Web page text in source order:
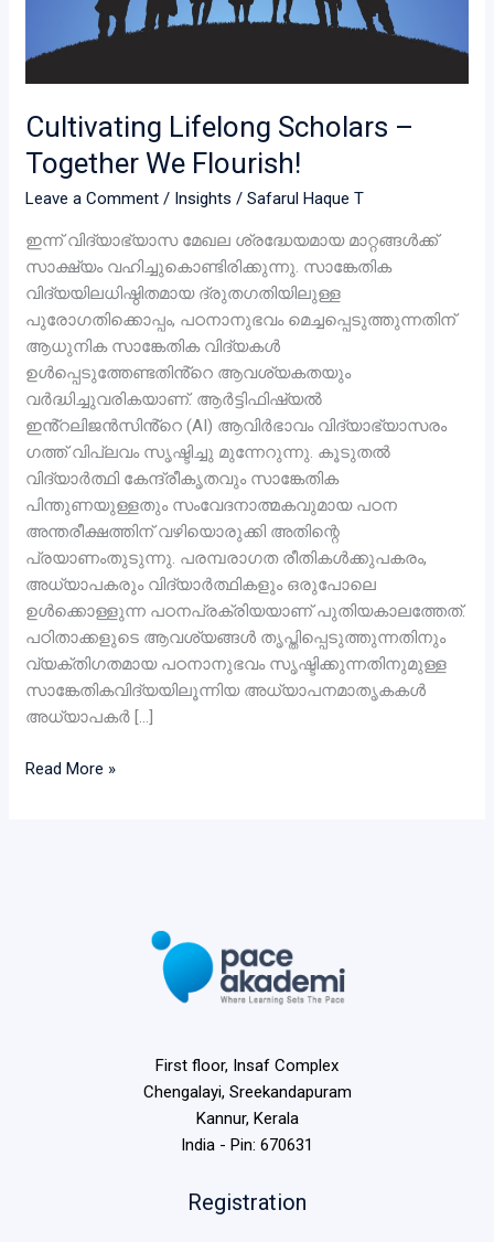
Cultivating Lifelong Scholars –
Together We Flourish!
Leave a Comment / Insights /Safarul Haque T
ഇന്ന് വിദ്യാഭ്യാസ മേഖല ശ്രദ്ധേയമായ മാറ്റങ്ങൾക്ക്
സാക്ഷ്യം വഹിച്ചുകൊണ്ടിരിക്കുന്നു. സാങ്കേതിക
വിദ്യയിലധിഷ്ഠിതമായ ദ്രുതഗതിയിലുള്ള
പുരോഗതിക്കൊപ്പം, പഠനാനുഭവം മെച്ചപ്പെടുത്തുന്നതിന്
ആധുനിക സാങ്കേതിക വിദ്യകൾ
ഉൾപ്പെടുത്തേണ്ടതിൻ്റെ ആവശ്യകതയും
വർദ്ധിച്ചുവരികയാണ്. ആർട്ടിഫിഷ്യൽ
ഇൻ്റലിജൻസിൻ്റെ (AI) ആവിർഭാവം വിദ്യാഭ്യാസരം​
ഗത്ത് വിപ്ലവം സൃഷ്ടിച്ചു മുന്നേറുന്നു. കൂടുതൽ
വിദ്യാർത്ഥി കേന്ദ്രീകൃതവും സാങ്കേതിക
പിന്തുണയുള്ളതും സംവേദനാത്മകവുമായ പഠന
അന്തരീക്ഷത്തിന് വഴിയൊരുക്കി അതിന്റെ
പ്രയാണംതുടുന്നു. പരമ്പരാഗത രീതികൾക്കുപകരം,
അധ്യാപകരും വിദ്യാർത്ഥികളും ഒരുപോലെ
ഉൾക്കൊള്ളുന്ന പഠനപ്രക്രിയയാണ് പുതിയകാലത്തേത്.
പഠിതാക്കളുടെ ആവശ്യങ്ങൾ തൃപ്തിപ്പെടുത്തുന്നതിനും
വ്യക്തിഗതമായ പഠനാനുഭവം സൃഷ്ടിക്കുന്നതിനുമുള്ള
സാങ്കേതികവിദ്യയിലൂന്നിയ അധ്യാപനമാതൃകകൾ
അധ്യാപകർ […]
Cultivating
Read More »
First floor, Insaf Complex
Chengalayi, Sreekandapuram
Kannur, Kerala
India - Pin: 670631
Registration